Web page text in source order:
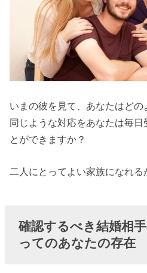
いまの彼を見て、あなたはどの
同じような対応をあなたは毎日
とができますか？
二人にとってよい家族になれる
確認するべき結婚相
ってのあなたの存在